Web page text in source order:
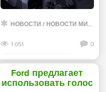
НОВОСТИ / НОВОСТИ МИРА ИНТЕРНЕТ
1 051 0
Смотреть дальше
Ford предлагает
использовать голос